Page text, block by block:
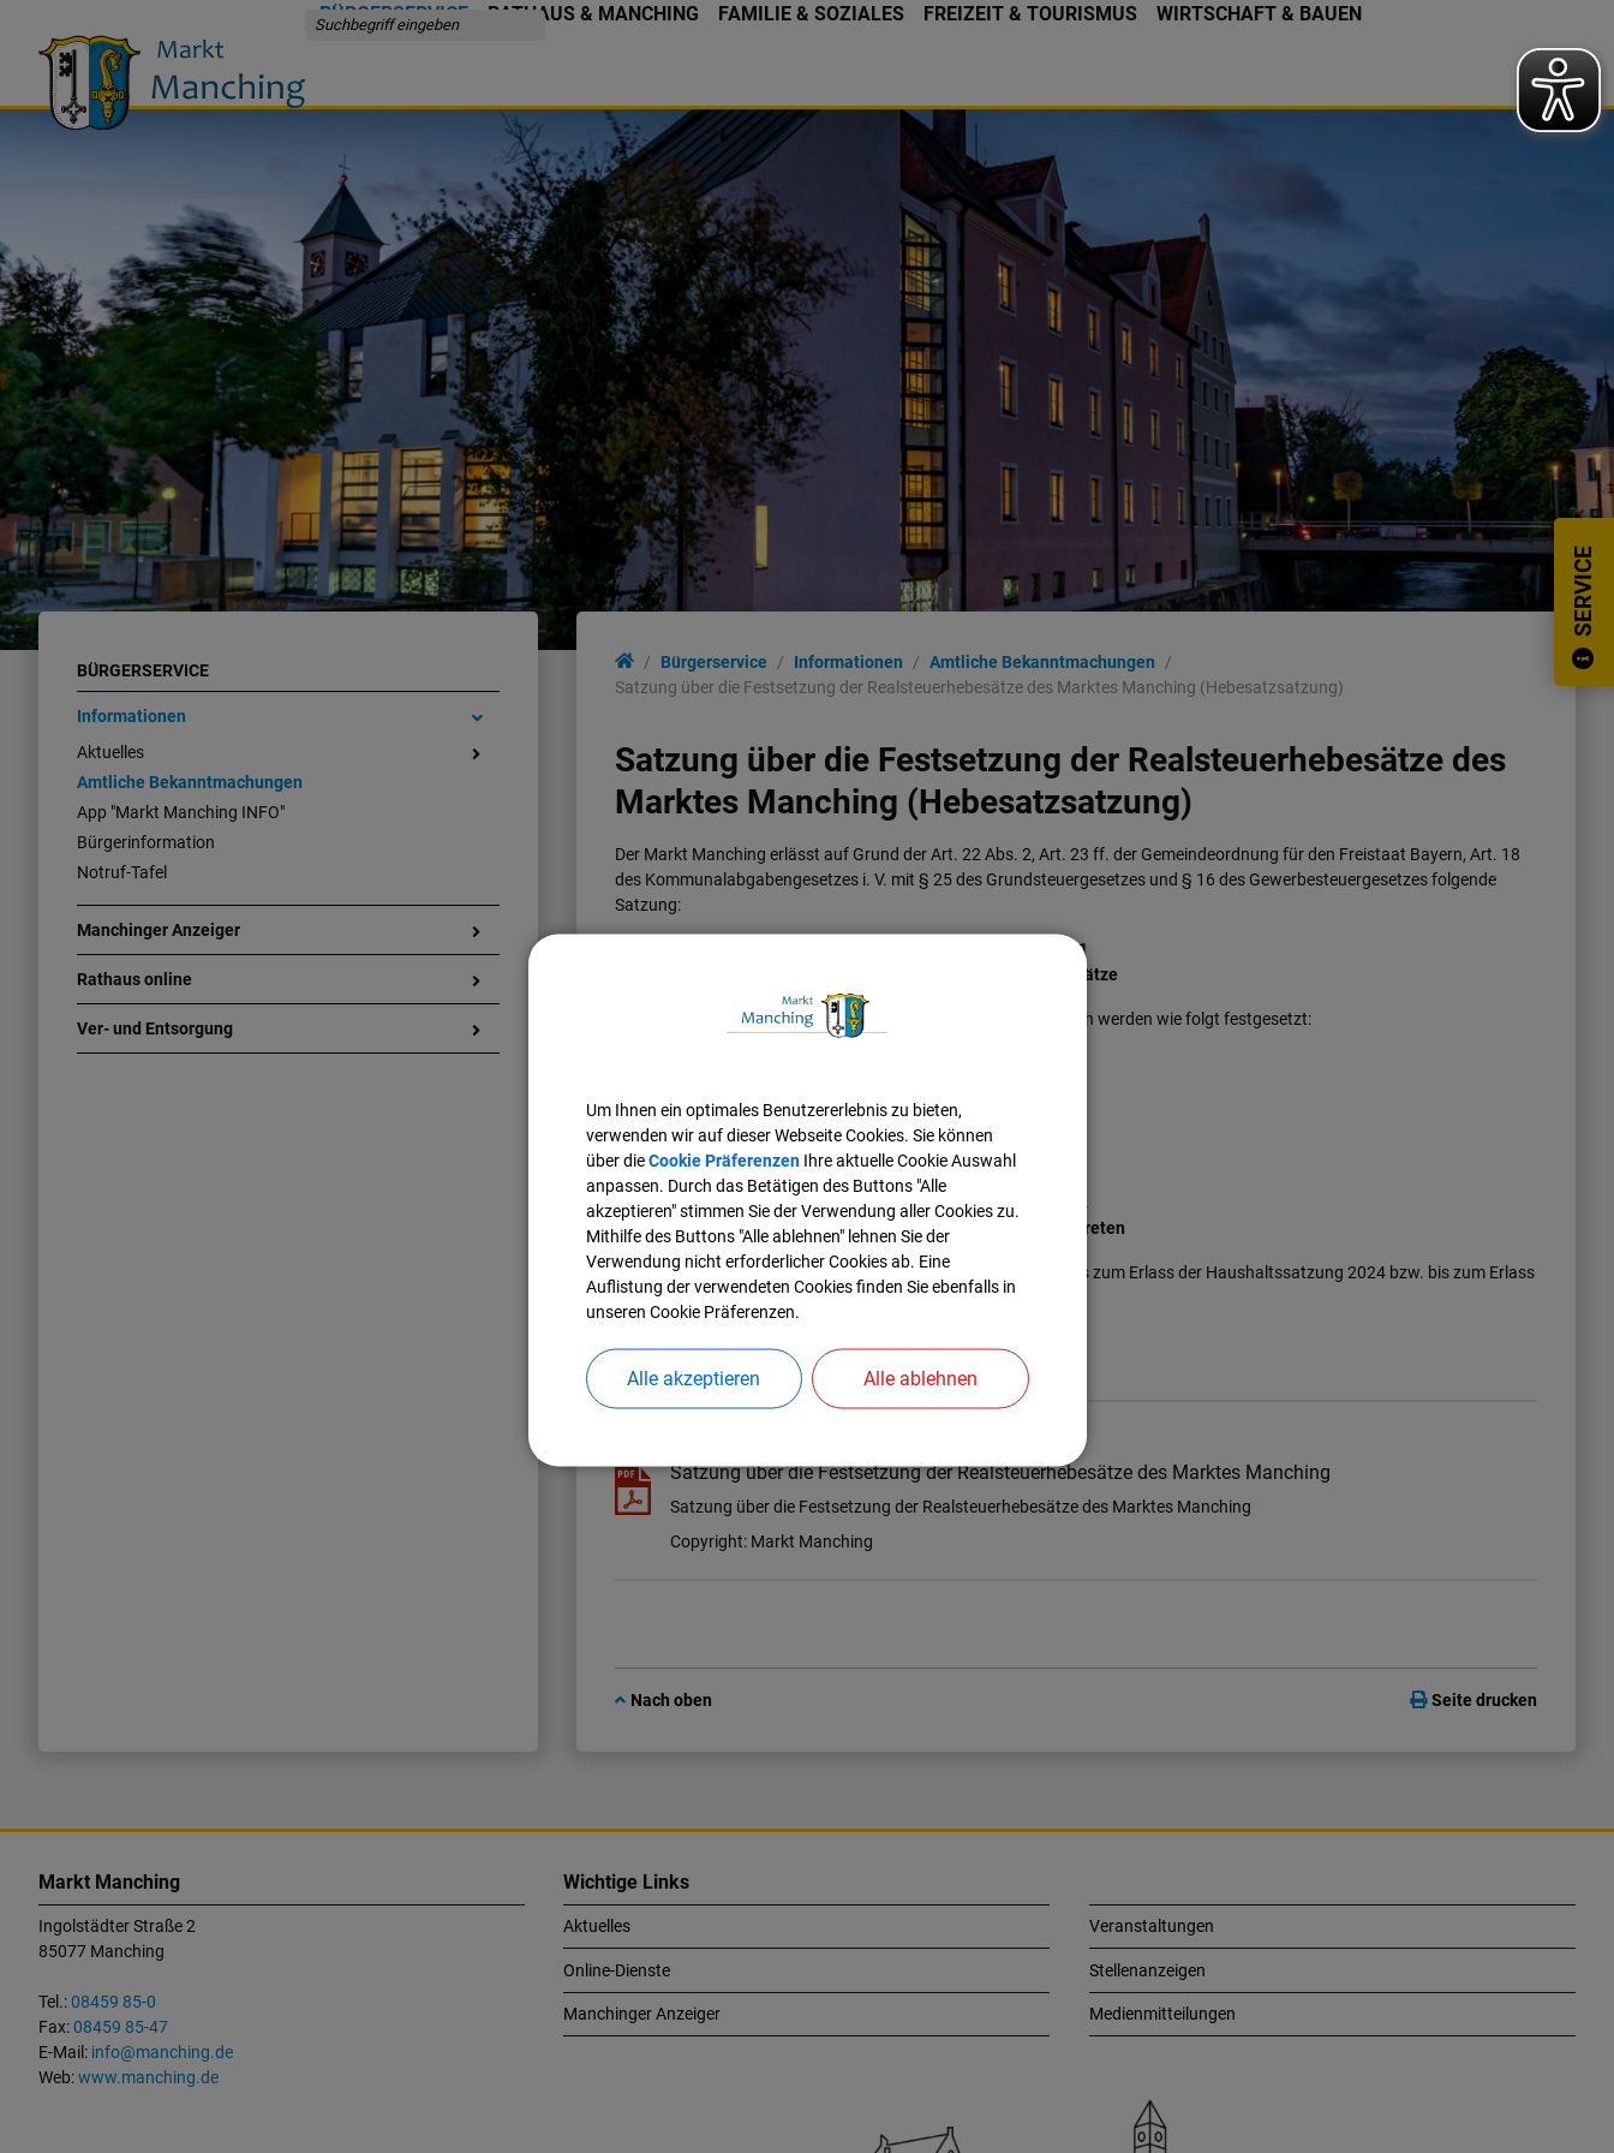
BÜRGERSERVICE RATHAUS & MANCHING FAMILIE & SOZIALES FREIZEIT & TOURISMUS WIRTSCHAFT & BAUEN
SERVICE
BÜRGERSERVICE
Informationen
Aktuelles
Amtliche Bekanntmachungen
App "Markt Manching INFO"
Bürgerinformation
Notruf-Tafel
Manchinger Anzeiger
Rathaus online
Ver- und Entsorgung
Bürgerservice Informationen
Amtliche Bekanntmachungen
Satzung über die Festsetzung der Realsteuerhebesätze des Marktes Manching (Hebesatzsatzung)
Satzung über die Festsetzung der Realsteuerhebesätze des
Marktes Manching (Hebesatzsatzung)
Der Markt Manching erlässt auf Grund der Art. 22 Abs. 2, Art. 23 ff. der Gemeindeordnung für den Freistaat Bayern, Art. 18
des Kommunalabgabengesetzes i. V. mit § 25 des Grundsteuergesetzes und § 16 des Gewerbesteuergesetzes folgende
Satzung:
§ 1
Hebesätze
Die Steuersätze (Hebesätze) für nachstehende Gemeindesteuern werden wie folgt festgesetzt:
b) für die Grundstücke (B) 310 v.H.
2. Gewerbesteuer 350 v.H.
§ 2
Inkrafttreten
Diese Satzung tritt am 01.01.2024 in Kraft und gilt längstens bis zum Erlass der Haushaltssatzung 2024 bzw. bis zum Erlass
einer neuen Hebesatzsatzung.
Herbert Nerb, 1. Bürgermeister
Satzung über die Festsetzung der Realsteuerhebesätze des Marktes Manching
Satzung über die Festsetzung der Realsteuerhebesätze des Marktes Manching
Copyright: Markt Manching
Nach oben Seite drucken
Markt Manching
Ingolstädter Straße 2
85077 Manching
Tel.:08459 85-0
Fax:08459 85-47
E-Mail: info@manching.de
Web:www.manching.de
Wichtige Links
Aktuelles
Online-Dienste
Manchinger Anzeiger
Veranstaltungen
Stellenanzeigen
Medienmitteilungen
Um Ihnen ein optimales Benutzererlebnis zu bieten,
verwenden wir auf dieser Webseite Cookies. Sie können
über dieCookie PräferenzenIhre aktuelle Cookie Auswahl
anpassen. Durch das Betätigen des Buttons "Alle
akzeptieren" stimmen Sie der Verwendung aller Cookies zu.
Mithilfe des Buttons "Alle ablehnen" lehnen Sie der
Verwendung nicht erforderlicher Cookies ab. Eine
Auflistung der verwendeten Cookies finden Sie ebenfalls in
unseren Cookie Präferenzen.
Alle akzeptieren Alle ablehnen